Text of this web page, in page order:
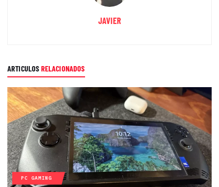
JAVIER
ARTICULOS RELACIONADOS
PC GAMING